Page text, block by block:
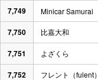
7,749 Minicar Samurai
7,750 比嘉大和
7,751 よざくら
7,752 フレント（fulent）